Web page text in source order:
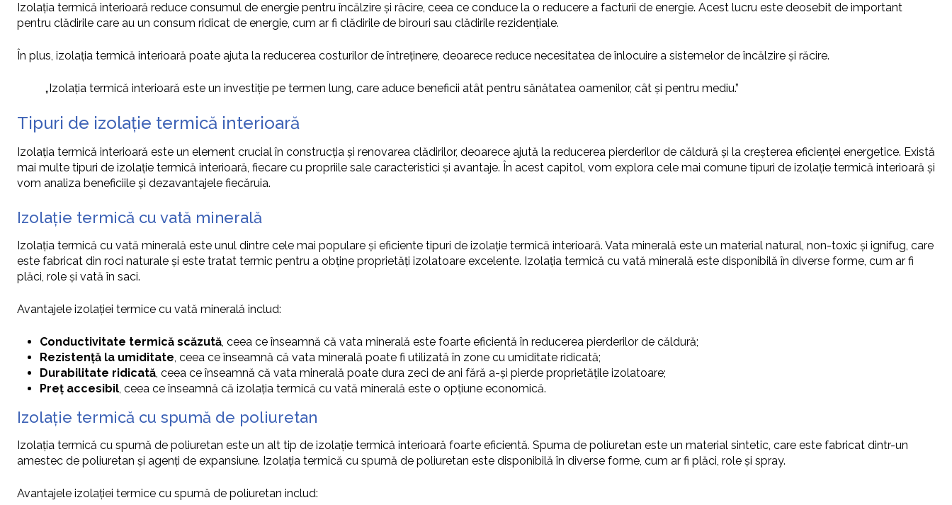
Izolația termică interioară reduce consumul de energie pentru încălzire și răcire, ceea ce conduce la o reducere a facturii de energie. Acest lucru este deosebit de important
pentru clădirile care au un consum ridicat de energie, cum ar fi clădirile de birouri sau clădirile rezidențiale.
În plus, izolația termică interioară poate ajuta la reducerea costurilor de întreținere, deoarece reduce necesitatea de înlocuire a sistemelor de încălzire și răcire.
„Izolația termică interioară este un investiție pe termen lung, care aduce beneficii atât pentru sănătatea oamenilor, cât și pentru mediu.”
Tipuri de izolație termică interioară
Izolația termică interioară este un element crucial în construcția și renovarea clădirilor, deoarece ajută la reducerea pierderilor de căldură și la creșterea eficienței energetice. Există
mai multe tipuri de izolație termică interioară, fiecare cu propriile sale caracteristici și avantaje. În acest capitol, vom explora cele mai comune tipuri de izolație termică interioară și
vom analiza beneficiile și dezavantajele fiecăruia.
Izolație termică cu vată minerală
Izolația termică cu vată minerală este unul dintre cele mai populare și eficiente tipuri de izolație termică interioară. Vata minerală este un material natural, non-toxic și ignifug, care
este fabricat din roci naturale și este tratat termic pentru a obține proprietăți izolatoare excelente. Izolația termică cu vată minerală este disponibilă în diverse forme, cum ar fi
plăci, role și vată în saci.
Avantajele izolației termice cu vată minerală includ:
Conductivitate termică scăzută, ceea ce înseamnă că vata minerală este foarte eficientă în reducerea pierderilor de căldură;
Rezistență la umiditate, ceea ce înseamnă că vata minerală poate fi utilizată în zone cu umiditate ridicată;
Durabilitate ridicată, ceea ce înseamnă că vata minerală poate dura zeci de ani fără a-și pierde proprietățile izolatoare;
Preț accesibil, ceea ce înseamnă că izolația termică cu vată minerală este o opțiune economică.
Izolație termică cu spumă de poliuretan
Izolația termică cu spumă de poliuretan este un alt tip de izolație termică interioară foarte eficientă. Spuma de poliuretan este un material sintetic, care este fabricat dintr-un
amestec de poliuretan și agenți de expansiune. Izolația termică cu spumă de poliuretan este disponibilă în diverse forme, cum ar fi plăci, role și spray.
Avantajele izolației termice cu spumă de poliuretan includ: